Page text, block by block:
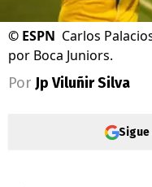
© ESPN Carlos
por Boca Juniors.
Por Jp Viluñir Silva
Sigue